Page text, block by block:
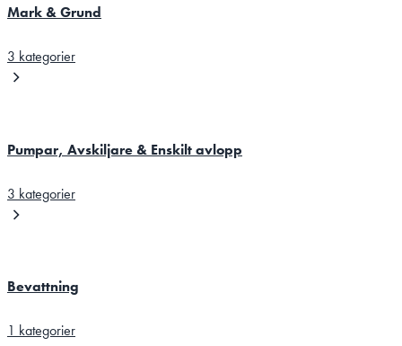
Mark & Grund
3 kategorier
Pumpar, Avskiljare & Enskilt avlopp
3 kategorier
Bevattning
1 kategorier